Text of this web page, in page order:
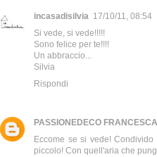
incasadisilvia 17/10/11, 08:54
Si vede, si vede!!!!!
Sono felice per te!!!!
Un abbraccio...
Silvia
Rispondi
PASSIONEDECO FRANCESCA
Eccome se si vede!
piccolo! Con quell'aria che